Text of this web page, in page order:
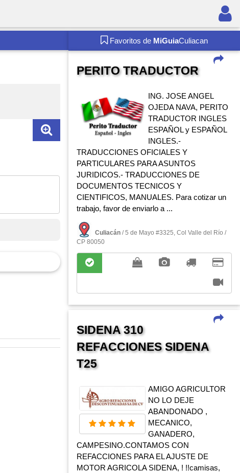
Favoritos de MiGuiaCuliacan
PERITO TRADUCTOR
ING. JOSE ANGEL
OJEDA NAVA, PERITO
TRADUCTOR INGLES
ESPAÑOL y ESPAÑOL
INGLES.-
TRADUCCIONES OFICIALES Y
PARTICULARES PARA ASUNTOS
JURIDICOS.- TRADUCCIONES DE
DOCUMENTOS TECNICOS Y
CIENTIFICOS, MANUALES. Para cotizar un
trabajo, favor de enviarlo a ...
Culiacán/ 5 de Mayo #3325, Col Valle del Rí­o /
CP 80050
SIDENA 310
REFACCIONES SIDENA
T25
AMIGO AGRICULTOR
NO LO DEJE
ABANDONADO ,
MECANICO,
GANADERO,
CAMPESINO.CONTAMOS CON
REFACCIONES PARA EL AJUSTE DE
MOTOR AGRICOLA SIDENA, ! !!camisas,